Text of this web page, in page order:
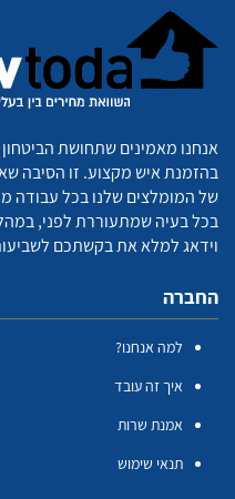
אנחנו מאמינים שתחושת
בהזמנת איש מקצוע. זו הסיבה
של המומלצים שלנו בכל עבודה
בכל בעיה שמתעוררת לפני,
וידאג למלא את בקשתכם
החברה
למה אנחנו?
איך זה עובד
אמנת שרות
תנאי שימוש